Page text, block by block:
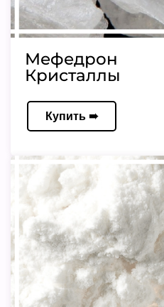
Мефедрон
Кристаллы
Купить ➠